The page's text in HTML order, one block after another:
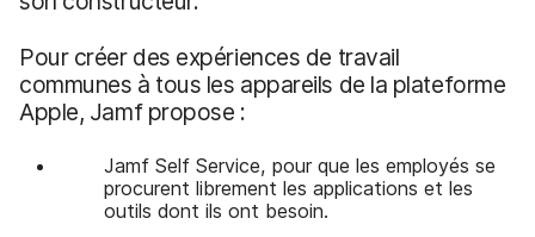
Pour créer des expériences de travail
communes à tous les appareils de la plateforme
Apple, Jamf propose :
Jamf Self Service, pour que les employés se
procurent librement les applications et les
outils dont ils ont besoin.